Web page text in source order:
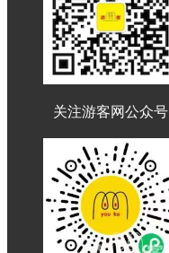
关注游客网公众号